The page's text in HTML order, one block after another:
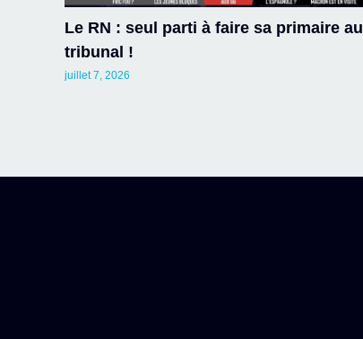
Le RN : seul parti à faire sa primaire au
tribunal !
juillet 7, 2026